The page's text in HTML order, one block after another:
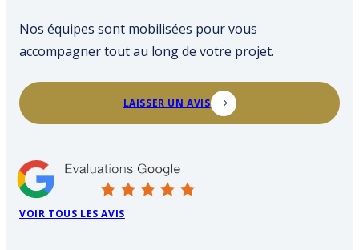
Nos équipes sont mobilisées pour vous
accompagner tout au long de votre projet.
LAISSER UN AVIS
VOIR TOUS LES AVIS